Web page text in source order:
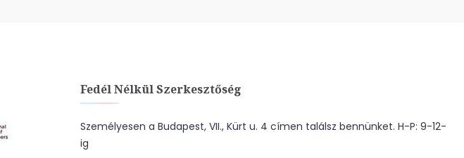
Fedél Nélkül Szerkesztőség
Személyesen a Budapest, VII., Kürt u. 4 címen találsz bennünket. H-P: 9-12-
ig